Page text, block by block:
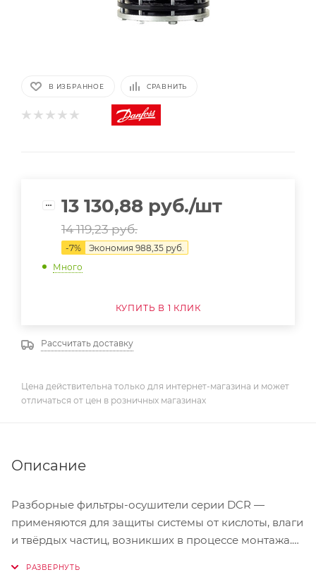
В ИЗБРАННОЕ СРАВНИТЬ
13 130,88 руб./шт
14 119,23руб.
-7% Экономия 988,35 руб.
Много
КУПИТЬ В 1 КЛИК
Рассчитать доставку
Цена действительна только для интернет-магазина и может
отличаться от цен в розничных магазинах
Описание
Разборные фильтры-осушители серии DCR —
применяются для защиты системы от кислоты, влаги
и твёрдых частиц, возникших в процессе монтажа.